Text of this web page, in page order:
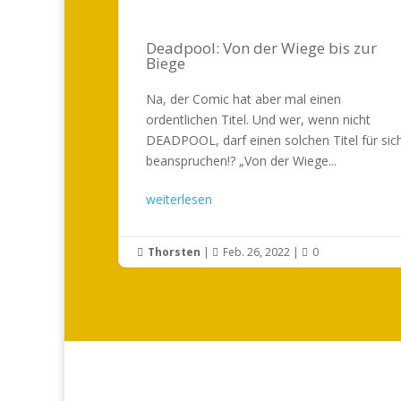
Deadpool: Von der Wiege bis zur
Biege
Na, der Comic hat aber mal einen
ordentlichen Titel. Und wer, wenn nicht
DEADPOOL, darf einen solchen Titel für
beanspruchen!? „Von der Wiege...
weiterlesen
 Thorsten |  Feb. 26, 2022 |  0